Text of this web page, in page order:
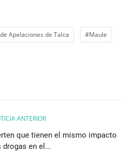
Apelaciones de Talca #Maule
ANTERIOR
que tienen el mismo impacto
drogas en el...